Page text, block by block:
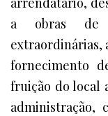
a obras de
extraordinárias,
fornecimento
fruição do local
administração,